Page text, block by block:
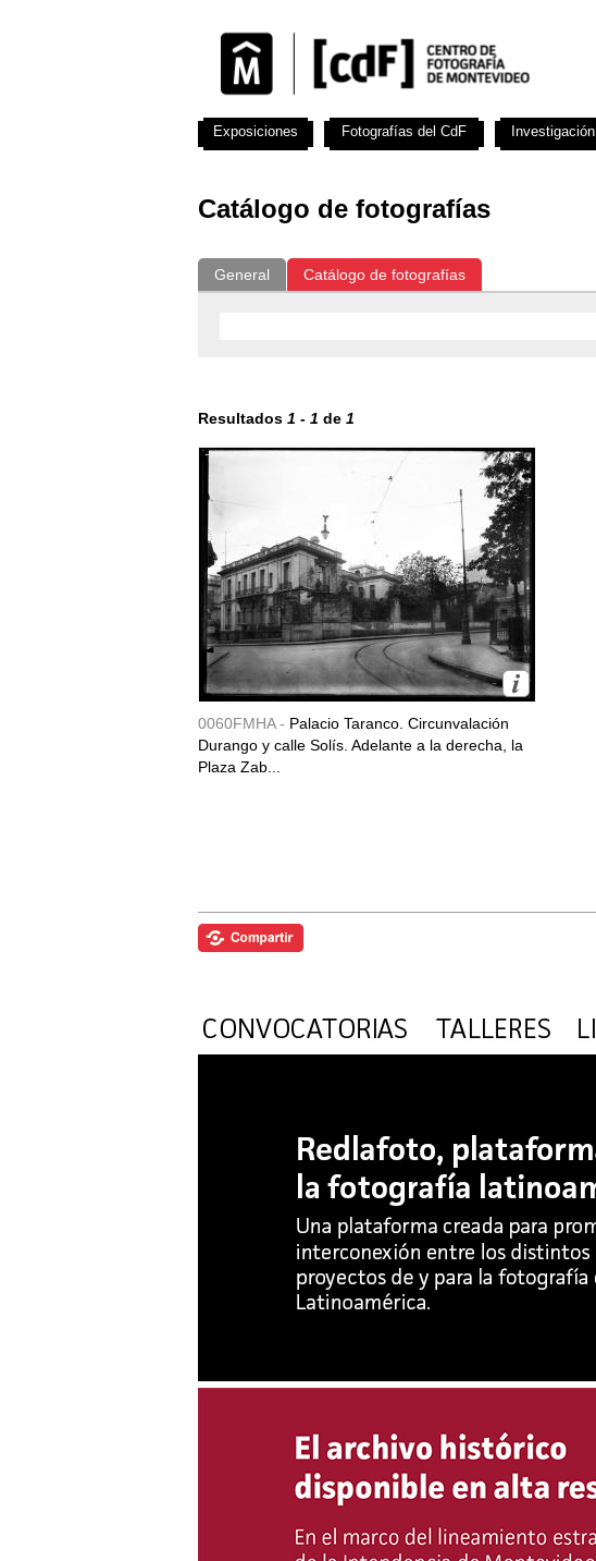
Catálogo de fotografías
General Catálogo de fotografías
Resultados 1 - 1 de 1
0060FMHA - Palacio Taranco. Circunvalación
Durango y calle Solís. Adelante a la derecha, la
Plaza Zab...
Exposiciones Fotografías del CdF Investigación